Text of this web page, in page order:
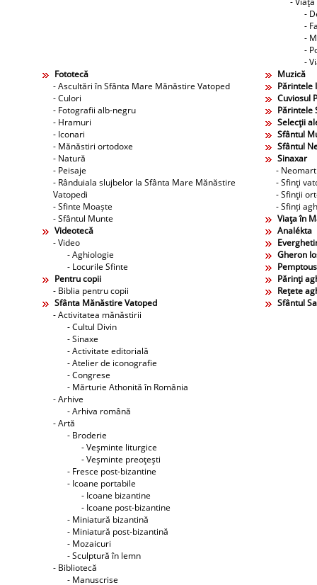
-
-
-
-
-
Fototecă
- Ascultări în Sfânta Mare Mănăstire Vatoped
- Culori
- Fotografii alb-negru
- Hramuri
- Iconari
- Mănăstiri ortodoxe
- Natură
- Peisaje
- Rânduiala slujbelor la Sfânta Mare Mănăstire
Vatopedi
- Sfinte Moaște
- Sfântul Munte
Muzică
Părintele
Cuviosul
Părintele
Selecţii
Sfântul
Sfântul
Sinaxar
-
- Sfinţi
- Sfinţii
- Sfinți
Viaţa în
Videotecă
- Video
- Aghiologie
- Locurile Sfinte
Analékta
Gheron
Pentru copii
- Biblia pentru copii
Părinţi
Reţete
Sfânta Mănăstire Vatoped
- Activitatea mănăstirii
- Cultul Divin
- Sinaxe
- Activitate editorială
- Atelier de iconografie
- Congrese
- Mărturie Athonită în România
- Arhive
- Arhiva română
- Artă
- Broderie
- Veşminte liturgice
- Veşminte preoţeşti
- Fresce post-bizantine
- Icoane portabile
- Icoane bizantine
- Icoane post-bizantine
- Miniatură bizantină
- Miniatură post-bizantină
- Mozaicuri
- Sculptură în lemn
- Bibliotecă
- Manuscrise
Sfântul